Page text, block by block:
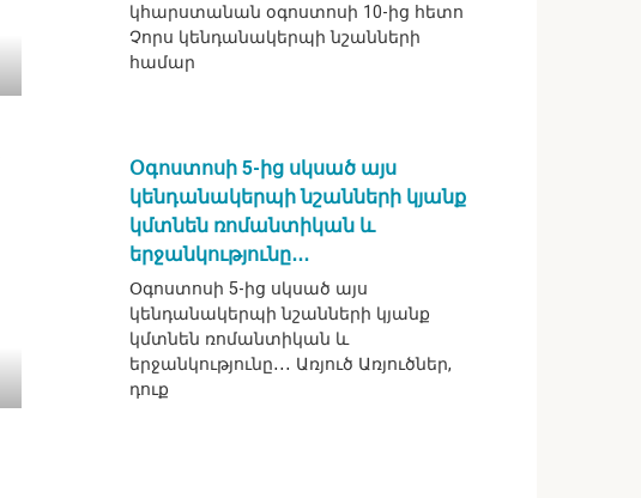
կհարստանան օգոստոսի 10-ից հետո
Չորս կենդանակերպի նշանների
համար
Օգոստոսի 5-ից սկսած այս
կենդանակերպի նշանների կյանք
կմտնեն ռոմանտիկան և
երջանկությունը․․․
Օգոստոսի 5-ից սկսած այս
կենդանակերպի նշանների կյանք
կմտնեն ռոմանտիկան և
երջանկությունը․․․ Առյուծ Առյուծներ,
դուք